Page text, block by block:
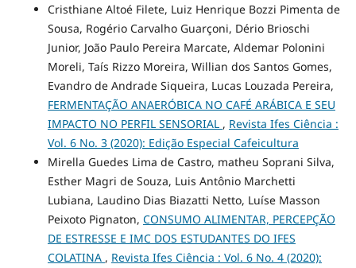
Cristhiane Altoé Filete, Luiz Henrique Bozzi Pimenta de
Sousa, Rogério Carvalho Guarçoni, Dério Brioschi
Junior, João Paulo Pereira Marcate, Aldemar Polonini
Moreli, Taís Rizzo Moreira, Willian dos Santos Gomes,
Evandro de Andrade Siqueira, Lucas Louzada Pereira,
FERMENTAÇÃO ANAERÓBICA NO CAFÉ ARÁBICA E SEU
IMPACTO NO PERFIL SENSORIAL , Revista Ifes Ciência :
Vol. 6 No. 3 (2020): Edição Especial Cafeicultura
Mirella Guedes Lima de Castro, matheu Soprani Silva,
Esther Magri de Souza, Luis Antônio Marchetti
Lubiana, Laudino Dias Biazatti Netto, Luíse Masson
Peixoto Pignaton, CONSUMO ALIMENTAR, PERCEPÇÃO
DE ESTRESSE E IMC DOS ESTUDANTES DO IFES
COLATINA , Revista Ifes Ciência : Vol. 6 No. 4 (2020):